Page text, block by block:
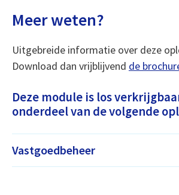
Meer weten?
Uitgebreide informatie over deze
Download dan vrijblijvend de
Deze module is los
onderdeel van de volgende
Vastgoedbeheer